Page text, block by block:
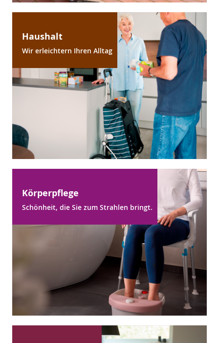
Haushalt
Wir erleichtern Ihren Alltag
Körperpflege
Schönheit, die Sie zum Strahlen bringt.